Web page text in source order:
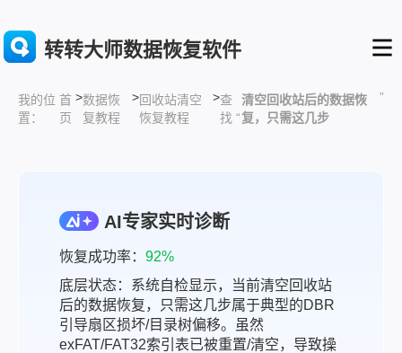
转转大师数据恢复软件
我的位
置：
首
页
>数据恢
复教程
>回收站清空
恢复教程
>查
找 “
清空回收站后的数据恢
复，只需这几步
”
AI专家实时诊断
恢复成功率： 92%
底层状态：系统自检显示，当前清空回收站
后的数据恢复，只需这几步属于典型的DBR
引导扇区损坏/目录树偏移。虽然
exFAT/FAT32索引表已被重置/清空，导致操